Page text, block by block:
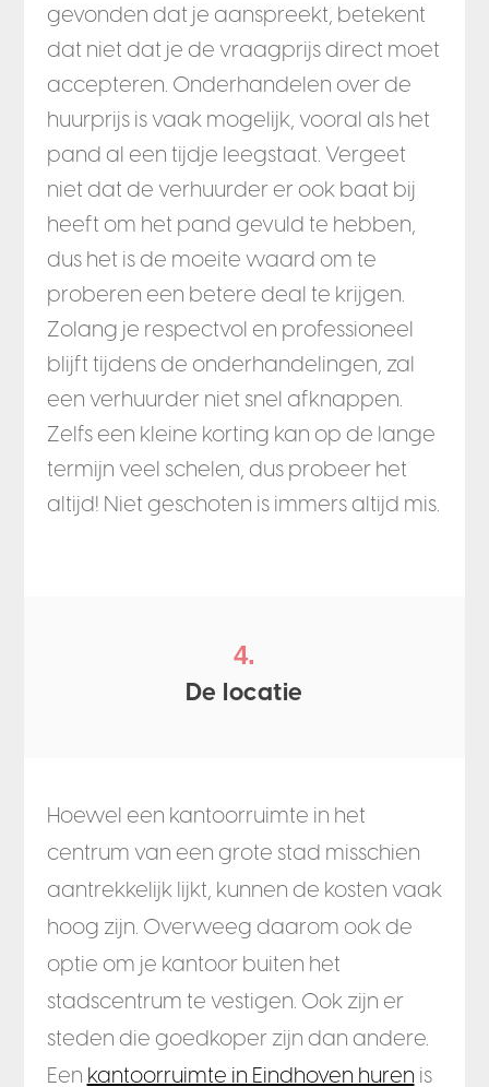
gevonden dat je aanspreekt, betekent
dat niet dat je de vraagprijs direct moet
accepteren. Onderhandelen over de
huurprijs is vaak mogelijk, vooral als het
pand al een tijdje leegstaat. Vergeet
niet dat de verhuurder er ook baat bij
heeft om het pand gevuld te hebben,
dus het is de moeite waard om te
proberen een betere deal te krijgen.
Zolang je respectvol en professioneel
blijft tijdens de onderhandelingen, zal
een verhuurder niet snel afknappen.
Zelfs een kleine korting kan op de lange
termijn veel schelen, dus probeer het
altijd! Niet geschoten is immers altijd mis.
4.
De locatie
Hoewel een kantoorruimte in het
centrum van een grote stad misschien
aantrekkelijk lijkt, kunnen de kosten vaak
hoog zijn. Overweeg daarom ook de
optie om je kantoor buiten het
stadscentrum te vestigen. Ook zijn er
steden die goedkoper zijn dan andere.
Een kantoorruimte in Eindhoven huren is